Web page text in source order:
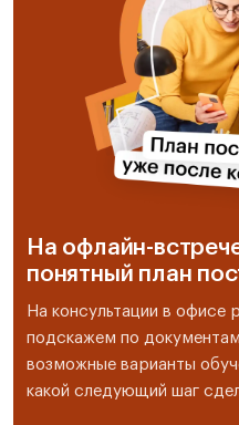
На офлайн-
понятный план
На консультации в офисе
подскажем по
возможные варианты
какой следующий шаг